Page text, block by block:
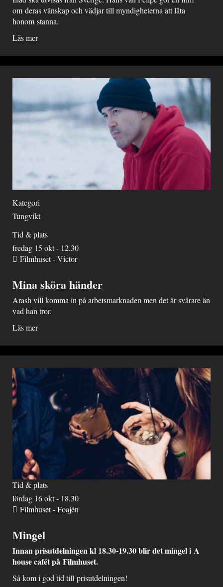
om deras vänskap och vädjar till myndigheterna att låta
honom stanna.
Läs mer
Kategori
Tungvikt
Tid & plats
fredag 15 okt - 12.30
Filmhuset - Victor
Mina sköra händer
Arash vill komma in på arbetsmarknaden men det är svårare än
vad han tror.
Läs mer
Tid & plats
lördag 16 okt - 18.30
Filmhuset - Foajén
Mingel
Innan prisutdelningen kl 18.30-19.30 blir det mingel i A
house cafét på Filmhuset.
Så kom i god tid till prisutdelningen!